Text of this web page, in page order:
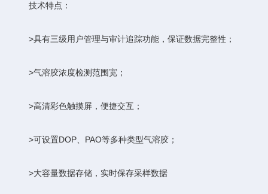
技术特点：
>具有三级用户管理与审计追踪功能，保证数据完整性；
>气溶胶浓度检测范围宽；
>高清彩色触摸屏，便捷交互；
>可设置DOP、PAO等多种类型气溶胶；
>大容量数据存储，实时保存采样数据